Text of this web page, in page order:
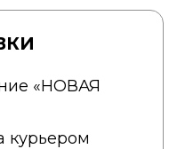
«НОВАЯ
курьером